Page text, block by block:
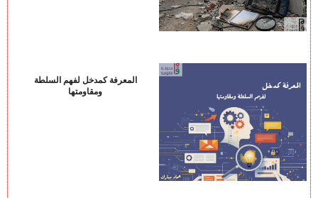
المعرفة كمدخل لفهم السلطة
ومقاومتها